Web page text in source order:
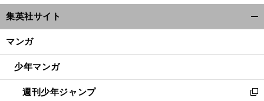
ウ
ィ
ン
ウ
開
く
集英社サイト
マンガ
少年マンガ
週刊少年ジャンプ
新